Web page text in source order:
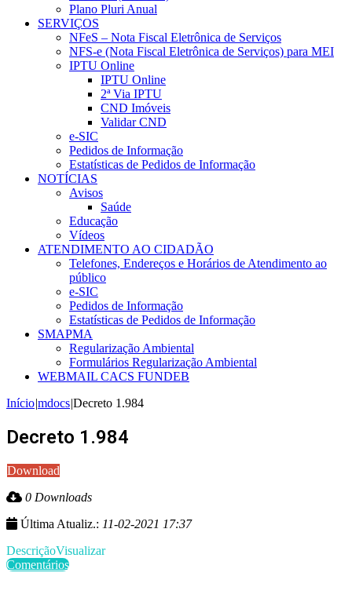
Plano Pluri Anual
SERVIÇOS
NFeS – Nota Fiscal Eletrônica de Serviços
NFS-e (Nota Fiscal Eletrônica de Serviços) para MEI
IPTU Online
IPTU Online
2ª Via IPTU
CND Imóveis
Validar CND
e-SIC
Pedidos de Informação
Estatísticas de Pedidos de Informação
NOTÍCIAS
Avisos
Saúde
Educação
Vídeos
ATENDIMENTO AO CIDADÃO
Telefones, Endereços e Horários de Atendimento ao
público
e-SIC
Pedidos de Informação
Estatísticas de Pedidos de Informação
SMAPMA
Regularização Ambiental
Formulários Regularização Ambiental
WEBMAIL CACS FUNDEB
Início|mdocs|Decreto 1.984
Decreto 1.984
Download
0 Downloads
Última Atualiz.: 11-02-2021 17:37
DescriçãoVisualizar
Comentários